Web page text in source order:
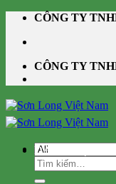
Skip
content
CÔNG TY
CÔNG TY
Tìm
kiếm:
DANH MỤC